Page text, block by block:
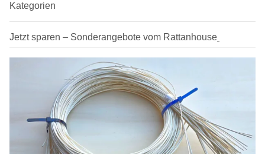
Kategorien
Jetzt sparen – Sonderangebote vom Rattanhouse